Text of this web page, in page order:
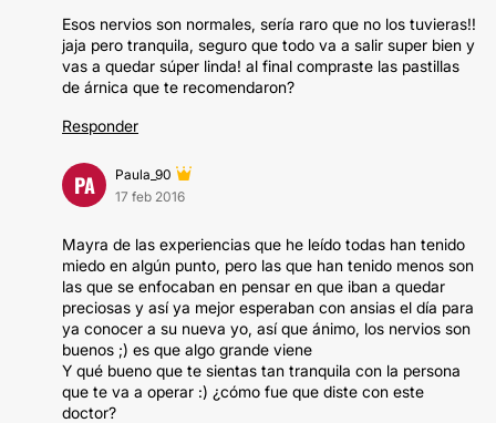
Esos nervios son normales, sería raro que no los tuvieras!!
jaja pero tranquila, seguro que todo va a salir super bien y
vas a quedar súper linda! al final compraste las pastillas
de árnica que te recomendaron?
Responder
PA
Paula_90
17 feb 2016
Mayra de las experiencias que he leído todas han tenido
miedo en algún punto, pero las que han tenido menos son
las que se enfocaban en pensar en que iban a quedar
preciosas y así ya mejor esperaban con ansias el día para
ya conocer a su nueva yo, así que ánimo, los nervios son
buenos ;) es que algo grande viene
Y qué bueno que te sientas tan tranquila con la persona
que te va a operar :) ¿cómo fue que diste con este
doctor?